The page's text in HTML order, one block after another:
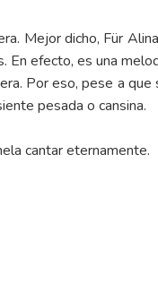
Mejor dicho, Für
En efecto, es una
Por eso, pese a
pesada o cansina.
cantar eternamente.